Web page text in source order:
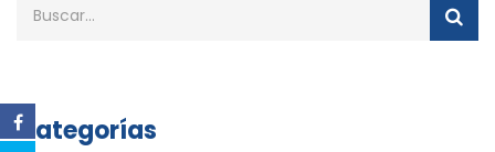
Categorías